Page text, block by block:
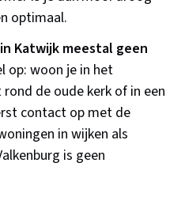
optimaal.
Katwijk meestal geen
op: woon je in het
de oude kerk of in een
contact op met de
in wijken als
is geen